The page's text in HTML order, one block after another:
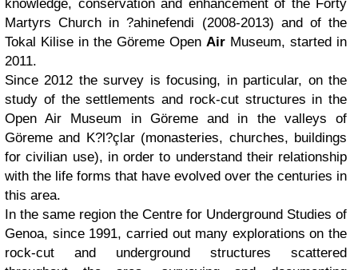
knowledge, conservation and enhancement of the Forty
Martyrs Church in ?ahinefendi (2008-2013) and of the
Tokal Kilise in the Göreme Open Air Museum, started in
2011.
Since 2012 the survey is focusing, in particular, on the
study of the settlements and rock-cut structures in the
Open Air Museum in Göreme and in the valleys of
Göreme and K?l?çlar (monasteries, churches, buildings
for civilian use), in order to understand their relationship
with the life forms that have evolved over the centuries in
this area.
In the same region the Centre for Underground Studies of
Genoa, since 1991, carried out many explorations on the
rock-cut and underground structures scattered